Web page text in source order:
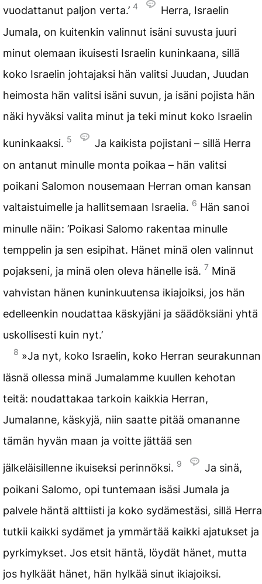
vuodattanut paljon verta.’ 4
Herra, Israelin
Jumala, on kuitenkin valinnut isäni suvusta juuri
minut olemaan ikuisesti Israelin kuninkaana, sillä
koko Israelin johtajaksi hän valitsi Juudan, Juudan
heimosta hän valitsi isäni suvun, ja isäni pojista hän
näki hyväksi valita minut ja teki minut koko Israelin
kuninkaaksi. 5
Ja kaikista pojistani – sillä Herra
on antanut minulle monta poikaa – hän valitsi
poikani Salomon nousemaan Herran oman kansan
valtaistuimelle ja hallitsemaan Israelia. 6 Hän sanoi
minulle näin: ’Poikasi Salomo rakentaa minulle
temppelin ja sen esipihat. Hänet minä olen valinnut
pojakseni, ja minä olen oleva hänelle isä. 7 Minä
vahvistan hänen kuninkuutensa ikiajoiksi, jos hän
edelleenkin noudattaa käskyjäni ja säädöksiäni yhtä
uskollisesti kuin nyt.’
8 »Ja nyt, koko Israelin, koko Herran seurakunnan
läsnä ollessa minä Jumalamme kuullen kehotan
teitä: noudattakaa tarkoin kaikkia Herran,
Jumalanne, käskyjä, niin saatte pitää omananne
tämän hyvän maan ja voitte jättää sen
jälkeläisillenne ikuiseksi perinnöksi. 9
Ja sinä,
poikani Salomo, opi tuntemaan isäsi Jumala ja
palvele häntä alttiisti ja koko sydämestäsi, sillä Herra
tutkii kaikki sydämet ja ymmärtää kaikki ajatukset ja
pyrkimykset. Jos etsit häntä, löydät hänet, mutta
jos hylkäät hänet, hän hylkää sinut ikiajoiksi.